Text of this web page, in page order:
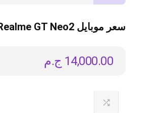
سعر موبايل Realme GT Neo2
ج.م 14,000.00